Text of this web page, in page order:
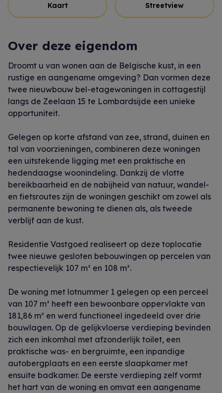
Kaart Streetview
Over deze eigendom
Droomt u van wonen aan de Belgische kust, in een
rustige en aangename omgeving? Dan vormen deze
twee nieuwbouw bel-etagewoningen in cottagestijl
langs de Zeelaan 15 te Lombardsijde een unieke
opportuniteit.
Gelegen op korte afstand van zee, strand, duinen en
tal van voorzieningen, combineren deze woningen
een uitstekende ligging met een praktische en
hedendaagse woonindeling. Dankzij de vlotte
bereikbaarheid en de nabijheid van natuur, wandel-
en fietsroutes zijn de woningen geschikt om zowel als
permanente bewoning te dienen als, als tweede
verblijf aan de kust.
Residentie Vastgoed realiseert op deze toplocatie
twee nieuwe gesloten bebouwingen op percelen van
respectievelijk 107 m² en 108 m².
De woning met lotnummer 1 gelegen op een perceel
van 107 m² heeft een bewoonbare oppervlakte van
181,86 m² en werd functioneel ingedeeld over drie
bouwlagen. Op de gelijkvloerse verdieping bevinden
zich een inkomhal met afzonderlijk toilet, een
praktische was- en bergruimte, een inpandige
autobergplaats en een eerste slaapkamer met
ensuite badkamer. De eerste verdieping zelf vormt
het hart van de woning en omvat een aangename